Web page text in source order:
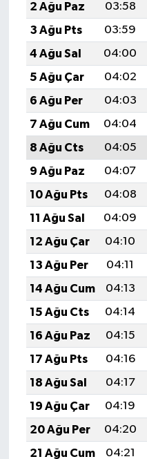
2 Ağu Paz
03:58
3 Ağu Pts
03:59
4 Ağu Sal
04:00
5 Ağu Çar
04:02
6 Ağu Per
04:03
7 Ağu Cum
04:04
8 Ağu Cts
04:05
9 Ağu Paz
04:07
10 Ağu Pts
04:08
11 Ağu Sal
04:09
12 Ağu Çar
04:10
13 Ağu Per
04:11
14 Ağu Cum
04:13
15 Ağu Cts
04:14
16 Ağu Paz
04:15
17 Ağu Pts
04:16
18 Ağu Sal
04:17
19 Ağu Çar
04:19
20 Ağu Per
04:20
21 Ağu Cum
04:21